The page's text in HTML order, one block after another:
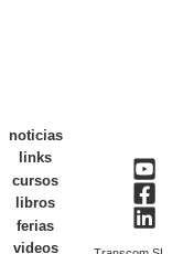
noticias
links
cursos
libros
ferias
videos